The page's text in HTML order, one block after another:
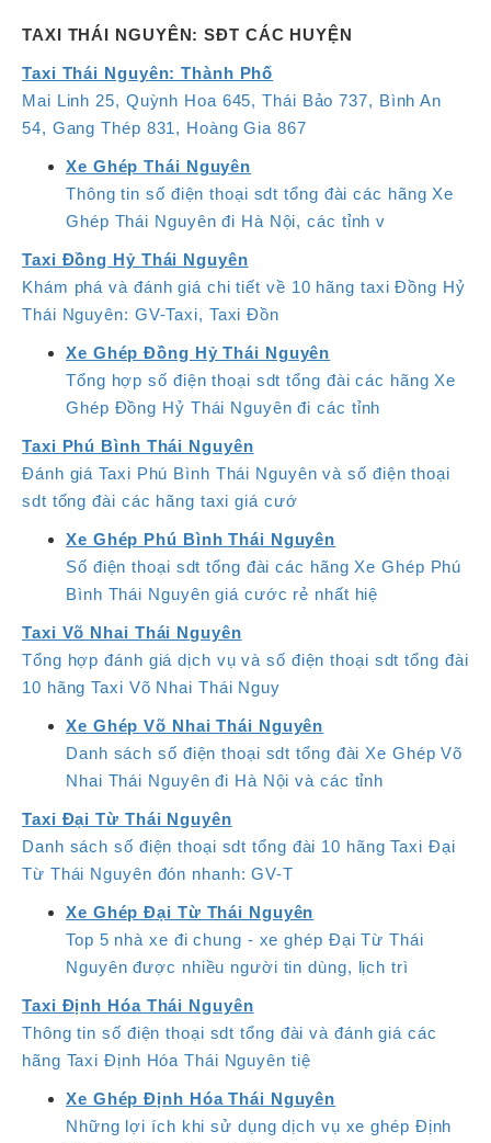
TAXI THÁI NGUYÊN: SĐT CÁC HUYỆN
Taxi Thái Nguyên: Thành Phố
Mai Linh 25, Quỳnh Hoa 645, Thái Bảo 737, Bình An
54, Gang Thép 831, Hoàng Gia 867
Xe Ghép Thái Nguyên
Thông tin số điện thoại sdt tổng đài các hãng Xe
Ghép Thái Nguyên đi Hà Nội, các tỉnh v
Taxi Đồng Hỷ Thái Nguyên
Khám phá và đánh giá chi tiết về 10 hãng taxi Đồng Hỷ
Thái Nguyên: GV-Taxi, Taxi Đồn
Xe Ghép Đồng Hỷ Thái Nguyên
Tổng hợp số điện thoại sdt tổng đài các hãng Xe
Ghép Đồng Hỷ Thái Nguyên đi các tỉnh
Taxi Phú Bình Thái Nguyên
Đánh giá Taxi Phú Bình Thái Nguyên và số điện thoại
sdt tổng đài các hãng taxi giá cướ
Xe Ghép Phú Bình Thái Nguyên
Số điện thoại sdt tổng đài các hãng Xe Ghép Phú
Bình Thái Nguyên giá cước rẻ nhất hiệ
Taxi Võ Nhai Thái Nguyên
Tổng hợp đánh giá dịch vụ và số điện thoại sdt tổng đài
10 hãng Taxi Võ Nhai Thái Nguy
Xe Ghép Võ Nhai Thái Nguyên
Danh sách số điện thoại sdt tổng đài Xe Ghép Võ
Nhai Thái Nguyên đi Hà Nội và các tỉnh
Taxi Đại Từ Thái Nguyên
Danh sách số điện thoại sdt tổng đài 10 hãng Taxi Đại
Từ Thái Nguyên đón nhanh: GV-T
Xe Ghép Đại Từ Thái Nguyên
Top 5 nhà xe đi chung - xe ghép Đại Từ Thái
Nguyên được nhiều người tin dùng, lịch trì
Taxi Định Hóa Thái Nguyên
Thông tin số điện thoại sdt tổng đài và đánh giá các
hãng Taxi Định Hóa Thái Nguyên tiệ
Xe Ghép Định Hóa Thái Nguyên
Những lợi ích khi sử dụng dịch vụ xe ghép Định